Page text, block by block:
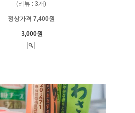
(리뷰 : 3개)
정상가격7,400원
3,000원